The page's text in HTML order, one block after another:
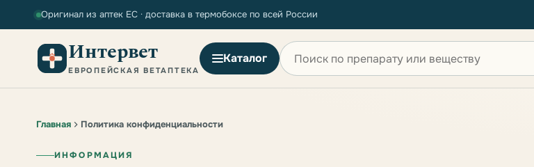
Оригинал из аптек ЕС · доставка в термобоксе по всей России
Интервет
ЕВРОПЕЙСКАЯ ВЕТАПТЕКА
Каталог
Поиск по сайту
Главная Политика конфиденциальности
ИНФОРМАЦИЯ